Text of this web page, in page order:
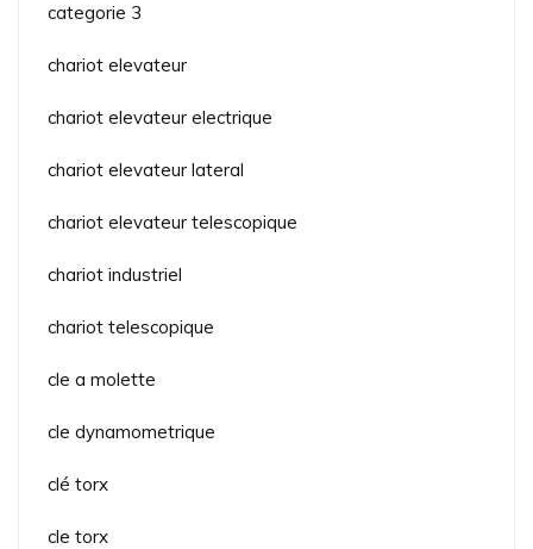
categorie 3
chariot elevateur
chariot elevateur electrique
chariot elevateur lateral
chariot elevateur telescopique
chariot industriel
chariot telescopique
cle a molette
cle dynamometrique
clé torx
cle torx